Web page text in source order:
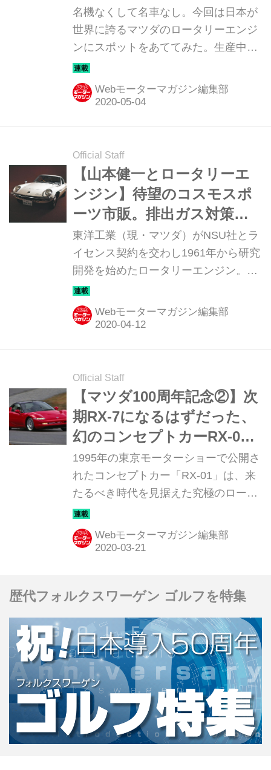
ンジン
名機なくして名車なし。今回は日本が
世界に誇るマツダのロータリーエンジ
ンにスポットをあててみた。生産中止
となった今も、熱烈な信奉者が大勢い
るマツダのロータリーエンジン。中で
も654cc×2の排気量をもつ13B型は長
Webモーターマガジン編集部
Official Staff
【山本健一とロータリーエ
ンジン】待望のコスモスポ
ーツ市販。排出ガス対策を
経たRX-7も大ヒットとなる
［第5回］
東洋工業（現・マツダ）がNSU社とラ
イセンス契約を交わし1961年から研究
開発を始めたロータリーエンジン。
1951年にフェリックス・ヴァンケル博
士が発明したもので、「夢のエンジ
ン」とまで言われたが、実際には未完
開発を託されたのが、気鋭のエンジニ
ア山本健一氏だった。この連載ではそ
の開発過程から1991年のマツダ787B
によるル・マン24時間制覇までを、マ
ツダOBの小早川隆治さんの話に基づ
いて辿ってみる。
Webモーターマガジン編集部
Official Staff
【マツダ100周年記念②】次
期RX-7になるはずだった、
幻のコンセプトカーRX-01
同乗試乗記
1995年の東京モーターショーで公開さ
れたコンセプトカー「RX-01」は、来
たるべき時代を見据えた究極のロータ
リーパッケージだった。だが、さまざ
まな障害が発生した結果、残念ながら
お倉入りしてしまった。このクルマこ
たに違いない。ショー閉幕直後に広
島・三次テストコースでごく少数の媒
体を招いて開催された同乗試乗会の記
憶を紐解く。＜ホリデーオート誌1996
年1月26日号より＞
Webモーターマガジン編集部
歴代フォルクスワーゲン ゴルフを特集